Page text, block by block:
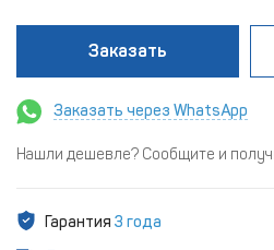
Заказать
Заказать через WhatsApp
Нашли дешевле? Сообщите и
Гарантия 3 года